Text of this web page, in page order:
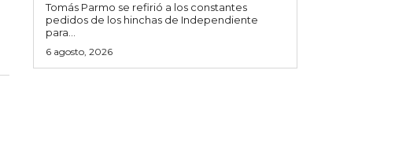
Tomás Parmo se refirió a los constantes
pedidos de los hinchas de Independiente
para...
6 agosto, 2026